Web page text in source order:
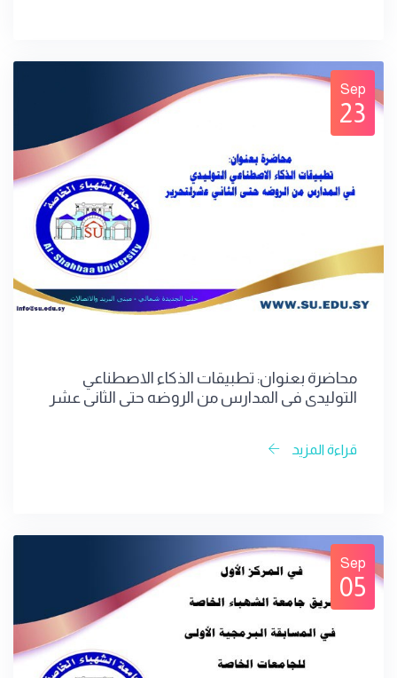
Sep
23
محاضرة بعنوان: تطبيقات الذكاء الاصطناعي
التوليدي في المدارس من الروضه حتى الثاني عشر
قراءة المزيد
Sep
05